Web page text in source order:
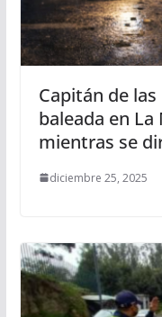
Capitán de
baleada en
mientras se
diciembre 25, 2025